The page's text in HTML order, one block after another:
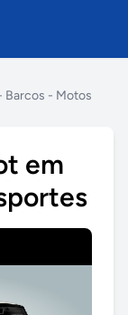
Barcos - Motos
em